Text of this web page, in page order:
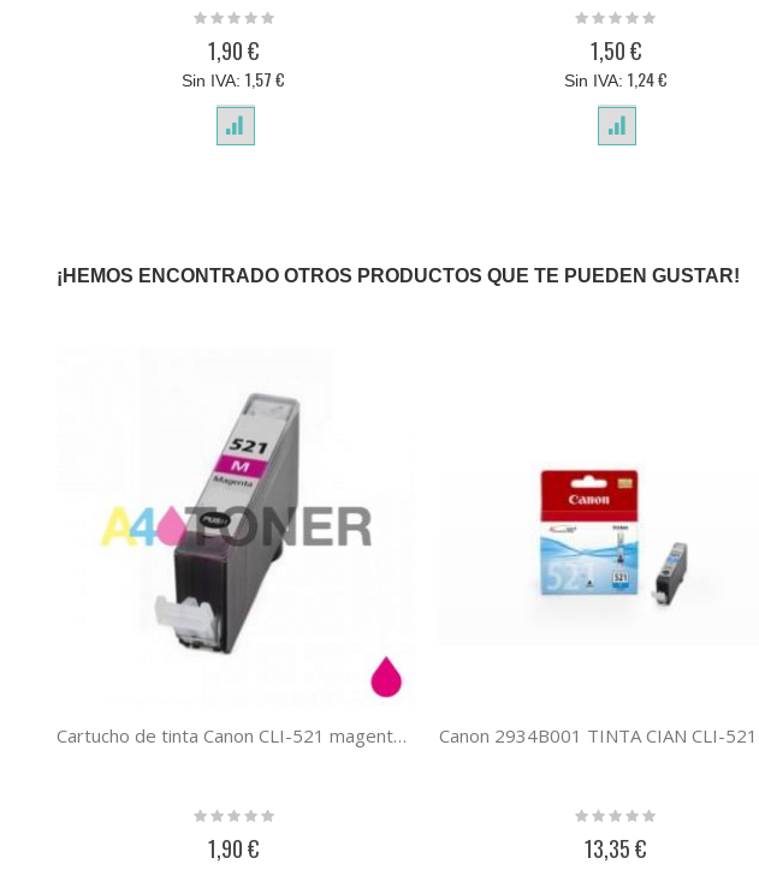
Rating:
1,90 €
1,57 €
Rating:
1,50 €
1,24 €
¡HEMOS ENCONTRADO OTROS PRODUCTOS QUE TE PUEDEN GUSTAR!
Cartucho de tinta Canon CLI-521 magenta alternativo, compatible al cartucho original Canon 2935B001
Rating:
1,90 €
Rating:
13,35 €